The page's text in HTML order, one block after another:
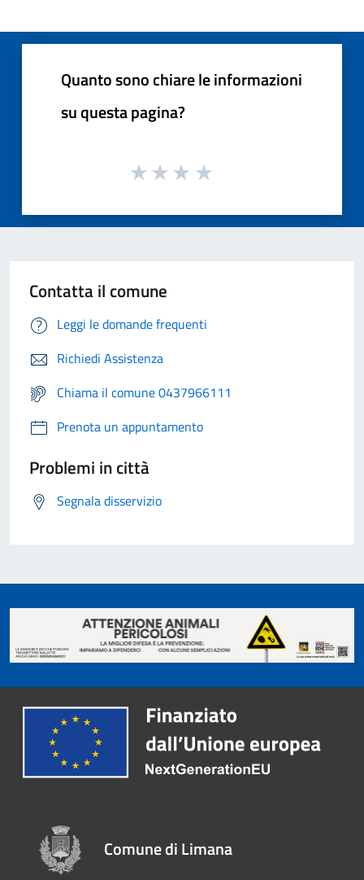
Quanto sono chiare le informazioni
su questa pagina?
Contatta il comune
Leggi le domande frequenti
Richiedi Assistenza
Chiama il comune 0437966111
Prenota un appuntamento
Problemi in città
Segnala disservizio
Comune di Limana